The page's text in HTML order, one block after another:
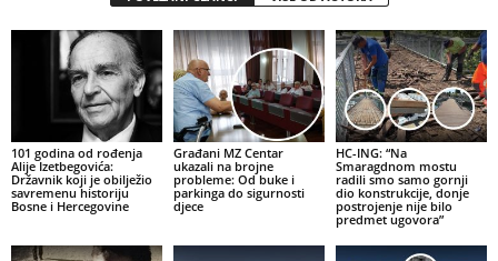
101 godina od rođenja
Alije Izetbegovića:
Državnik koji je obilježio
savremenu historiju
Bosne i Hercegovine
Građani MZ Centar
ukazali na brojne
probleme: Od buke i
parkinga do sigurnosti
djece
HC-ING: “Na
Smaragdnom mostu
radili smo samo gornji
dio konstrukcije, donje
postrojenje nije bilo
predmet ugovora”